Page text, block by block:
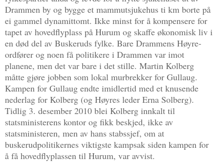
Drammen by og bygge et mammutsjukehus ti km borte på
ei gammel dynamittomt. Ikke minst for å kompensere for
tapet av hovedflyplass på Hurum og skaffe økonomisk liv i
en død del av Buskeruds fylke. Bare Drammens Høyre-
ordfører og noen få politikere i Drammen var imot
planene, men det var bare i det stille. Martin Kolberg
måtte gjøre jobben som lokal murbrekker for Gullaug.
Kampen for Gullaug endte imidlertid med et knusende
nederlag for Kolberg (og Høyres leder Erna Solberg).
Tidlig 3. desember 2010 blei Kolberg innkalt til
statsministerens kontor og fikk beskjed, ikke av
statsministeren, men av hans stabssjef, om at
buskerudpolitikernes viktigste kampsak siden kampen for
å få hovedflyplassen til Hurum, var avvist.